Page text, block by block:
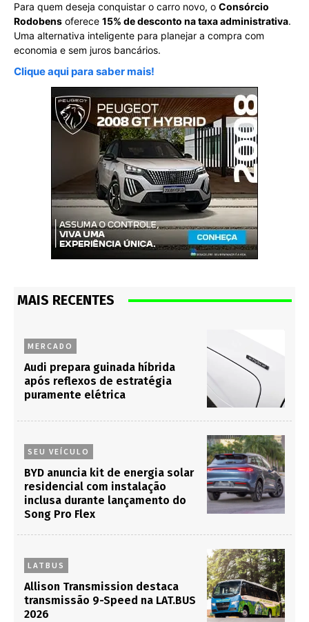
Para quem deseja conquistar o carro novo, o Consórcio
Rodobens oferece 15% de desconto na taxa administrativa.
Uma alternativa inteligente para planejar a compra com
economia e sem juros bancários.
Clique aqui para saber mais!
MAIS RECENTES
MERCADO
Audi prepara guinada híbrida
após reflexos de estratégia
puramente elétrica
SEU VEÍCULO
BYD anuncia kit de energia solar
residencial com instalação
inclusa durante lançamento do
Song Pro Flex
LATBUS
Allison Transmission destaca
transmissão 9-Speed na LAT.BUS
2026